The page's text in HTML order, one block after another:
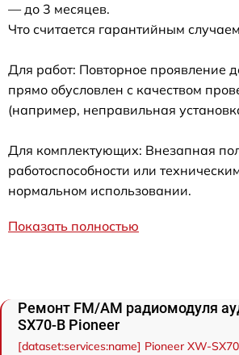
— до 3 месяцев.
Что считается гарантийным
Для работ: Повторное проявление
прямо обусловлен с качеством
(например, неправильная
Для комплектующих: Внезапная
работоспособности или
нормальном использовании.
Показать полностью
Ремонт FM/AM радиомодуля
SX70-B Pioneer
[dataset:services:name] Pioneer XW-